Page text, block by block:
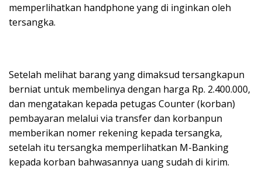
memperlihatkan handphone yang di inginkan oleh
tersangka.
Setelah melihat barang yang dimaksud tersangkapun
berniat untuk membelinya dengan harga Rp. 2.400.000,
dan mengatakan kepada petugas Counter (korban)
pembayaran melalui via transfer dan korbanpun
memberikan nomer rekening kepada tersangka,
setelah itu tersangka memperlihatkan M-Banking
kepada korban bahwasannya uang sudah di kirim.